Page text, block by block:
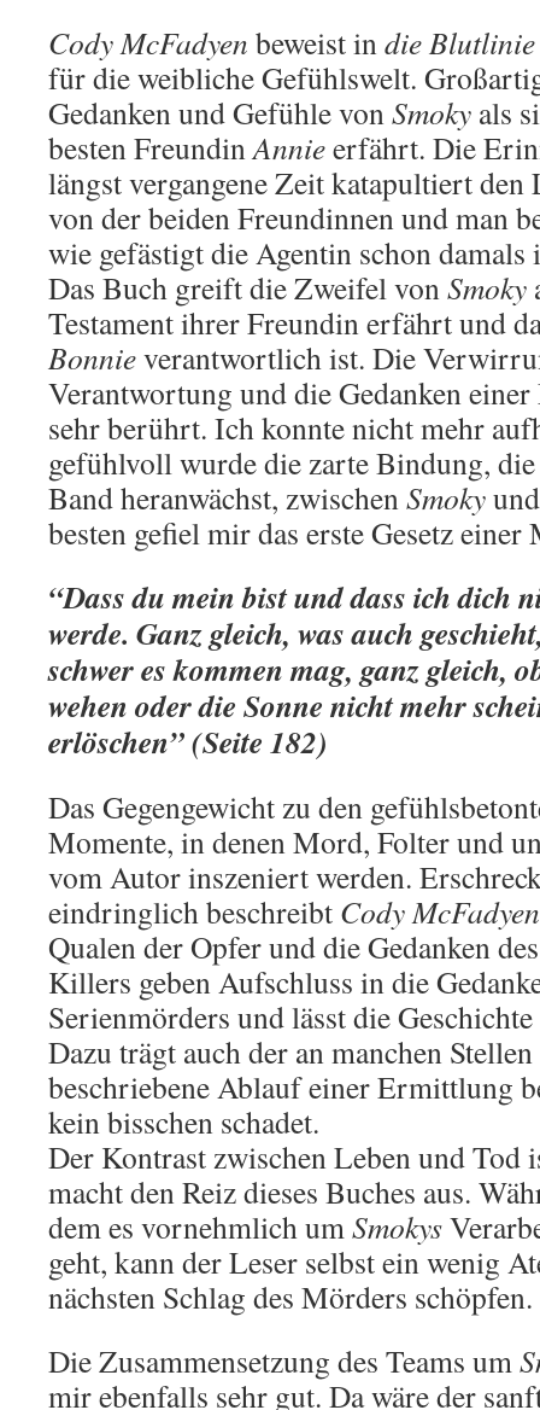
Cody McFadyen beweist indie Blutlinie
für die weibliche Gefühlswelt.
Gedanken und Gefühle vonSmoky als
besten FreundinAnnieerfährt. Die
längst vergangene Zeit katapultiert den
von der beiden Freundinnen und man
wie gefästigt die Agentin schon damals
Das Buch greift die Zweifel vonSmoky
Testament ihrer Freundin erfährt und
Bonnieverantwortlich ist. Die
Verantwortung und die Gedanken
sehr berührt. Ich konnte nicht mehr
gefühlvoll wurde die zarte Bindung,
Band heranwächst, zwischenSmoky
besten gefiel mir das erste Gesetz einer
“Dass du mein bist und dass ich dich
werde. Ganz gleich, was auch
schwer es kommen mag, ganz gleich,
wehen oder die Sonne nicht mehr
erlöschen” (Seite 182)
Das Gegengewicht zu den
Momente, in denen Mord, Folter und
vom Autor inszeniert werden.
eindringlich beschreibt Cody McFadyen
Qualen der Opfer und die Gedanken
Killers geben Aufschluss in die
Serienmörders und lässt die
Dazu trägt auch der an manchen
beschriebene Ablauf einer Ermittlung
kein bisschen schadet.
Der Kontrast zwischen Leben und Tod
macht den Reiz dieses Buches aus.
dem es vornehmlich umSmokys
geht, kann der Leser selbst ein wenig
nächsten Schlag des Mörders schöpfen.
Die Zusammensetzung des Teams um
mir ebenfalls sehr gut. Da wäre der